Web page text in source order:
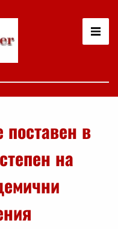
в
на